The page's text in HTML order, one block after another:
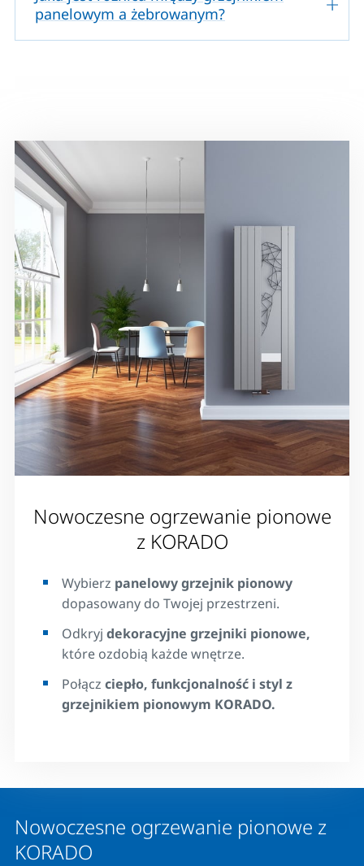
panelowym a żebrowanym?
Nowoczesne ogrzewanie pionowe
z KORADO
Wybierz panelowy grzejnik pionowy
dopasowany do Twojej przestrzeni.
Odkryj dekoracyjne grzejniki pionowe,
które ozdobią każde wnętrze.
Połącz ciepło, funkcjonalność i styl z
grzejnikiem pionowym KORADO.
Nowoczesne ogrzewanie pionowe z
KORADO